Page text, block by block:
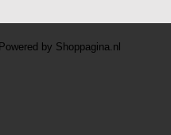
by Shoppagina.nl